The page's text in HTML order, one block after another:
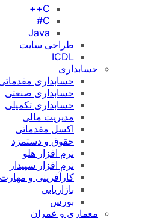
C++
C#
Java
طراحی سایت
ICDL
حسابداری
حسابداری
حسابداری صنعتی
حسابداری تکمیلی
مدیریت مالی
اکسل مقدماتی
حقوق و دستمزد
نرم افزار هلو
نرم افزار سپیدار
کارآفرینی و
بازاریابی
بورس
معماری و عمران